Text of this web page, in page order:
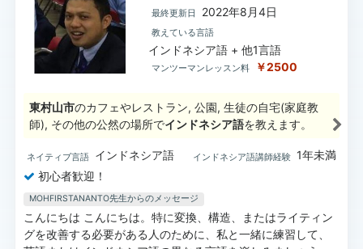
最終更新日 2022年8月4日
教えている言語
インドネシア語 + 他1言語
マンツーマンレッスン料 ￥2500
東村山市のカフェやレストラン, 公園, 生徒の自宅(家庭教
師), その他の公然の場所でインドネシア語を教えます。
ネイティブ言語 インドネシア語 インドネシア語講師経験 1年未満
初心者歓迎！
MOHFIRSTANANTO先生からのメッセージ
こんにちは こんにちは。特に変換、構造、またはライティン
グを改善する必要がある人のために、私と一緒に練習して、